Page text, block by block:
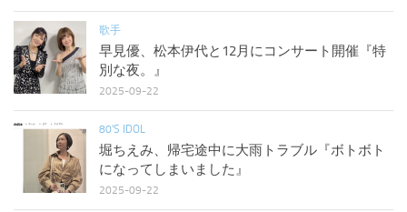
歌手
早見優、松本伊代と12月にコンサート開催『特
別な夜。』
2025-09-22
80'S IDOL
堀ちえみ、帰宅途中に大雨トラブル『ボトボト
になってしまいました』
2025-09-22